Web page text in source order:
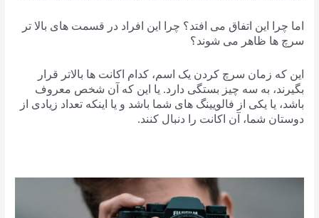
اما چرا این اتفاق می افتد؟ چرا این افراد در قسمت های بالا تر
سرچ ها ظاهر می شوند؟
این که زمان سرچ کردن یک اسم، کدام اکانت ها بالاتر قرار
بگیرند، به سه چیز بستگی دارد. یا این که آن شخص معروف
باشد، یا یکی از فالویینگ های شما باشد و یا اینکه تعداد زیادی از
دوستان شما، آن اکانت را دنبال کنند.